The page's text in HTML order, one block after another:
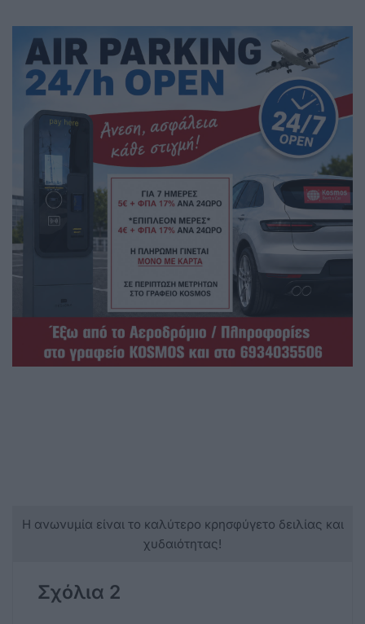
Η ανωνυμία είναι το καλύτερο κρησφύγετο δειλίας και
χυδαιότητας!
Σχόλια 2